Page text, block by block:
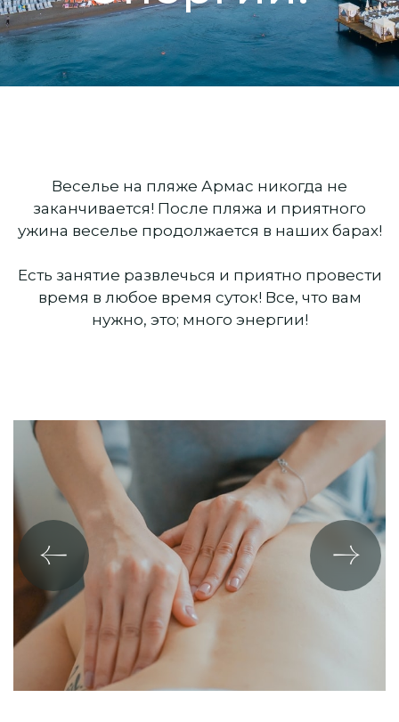
Веселье на пляже Армас никогда не
заканчивается! После пляжа и приятного
ужина веселье продолжается в наших барах!
Есть занятие развлечься и приятно провести
время в любое время суток! Все, что вам
нужно, это; много энергии!